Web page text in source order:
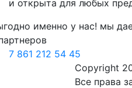
и открыта для любых
именно у нас! мы
Copyright
Все права
7 861 212 54 45